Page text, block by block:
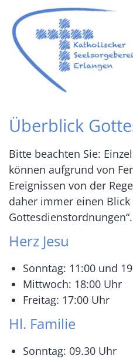
Zum Inhalt springen
Überblick
Bitte beachten Sie:
können aufgrund von
Ereignissen von der
daher immer einen
Gottesdienstordnungen“.
Herz Jesu
Sonntag: 11:00 und
Mittwoch: 18:00 Uhr
Freitag: 17:00 Uhr
Hl. Familie
Sonntag: 09.30 Uhr